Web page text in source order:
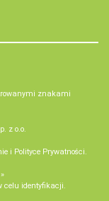
znakami
z o.o.
i Polityce Prywatności.
celu identyfikacji.